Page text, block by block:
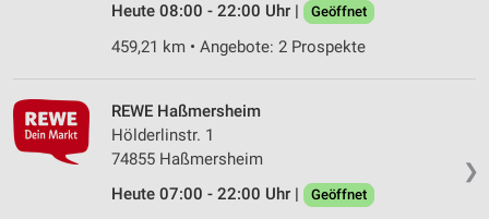
Heute 08:00 - 22:00 Uhr |
Geöffnet
459,21 km • Angebote: 2 Prospekte
❯
REWE Haßmersheim
Hölderlinstr. 1
74855 Haßmersheim
Heute 07:00 - 22:00 Uhr |
Geöffnet